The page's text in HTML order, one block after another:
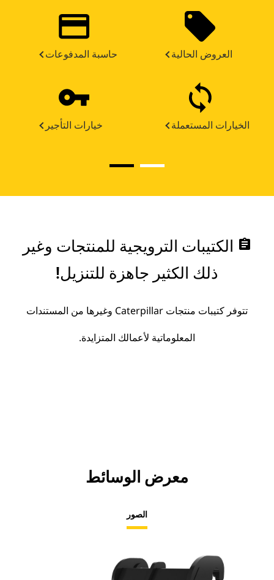
حاسبة المدفوعات العروض الحالية
خيارات التأجير الخيارات المستعملة
assignment الكتيبات الترويجية للمنتجات وغير
ذلك الكثير جاهزة للتنزيل!
تتوفر كتيبات منتجات Caterpillar وغيرها من المستندات
المعلوماتية لأعمالك المتزايدة.
معرض الوسائط
الصور